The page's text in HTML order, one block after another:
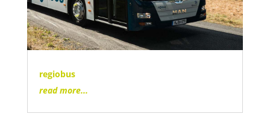
regiobus
read more...